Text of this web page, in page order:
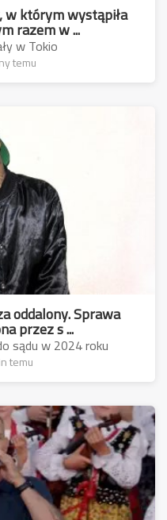
w którym wystąpiła
razem w ...
w Tokio
temu
oddalony. Sprawa
przez s ...
sądu w 2024 roku
temu